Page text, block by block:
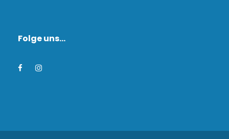
Folge uns…